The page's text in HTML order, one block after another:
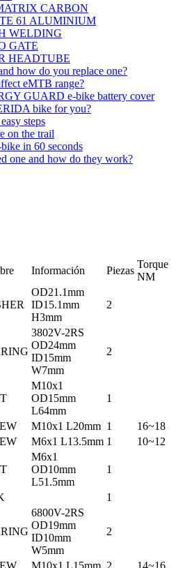
CARBON
61 ALUMINIUM
WELDING
GATE
HEADTUBE
how do you replace one?
eMTB range?
GUARD e-bike battery cover
bike for you?
steps
on the trail
in 60 seconds
one and how do they work?
Información Piezas
Torque
NM
OD21.1mm
ID15.1mm
H3mm
2
3802V-2RS
OD24mm
ID15mm
W7mm
2
M10x1
OD15mm
L64mm
1
M10x1 L20mm 1
16~18
M6x1 L13.5mm 1 10~12
M6x1
OD10mm
L51.5mm
1
1
6800V-2RS
OD19mm
ID10mm
W5mm
2
M10x1 L15mm 2 14~16